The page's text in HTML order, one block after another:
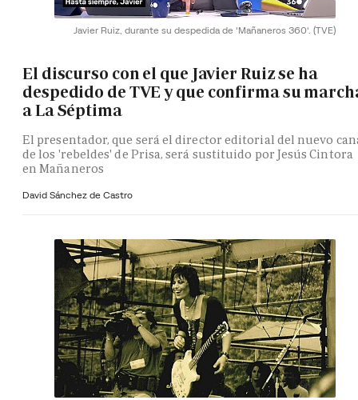
Javier Ruiz, durante su despedida de 'Mañaneros 360'. (TVE)
El discurso con el que Javier Ruiz se ha
despedido de TVE y que confirma su
a La Séptima
El presentador, que será el director editorial del nuevo
de los 'rebeldes' de Prisa, será sustituido por Jesús Cintora
en Mañaneros
David Sánchez de Castro